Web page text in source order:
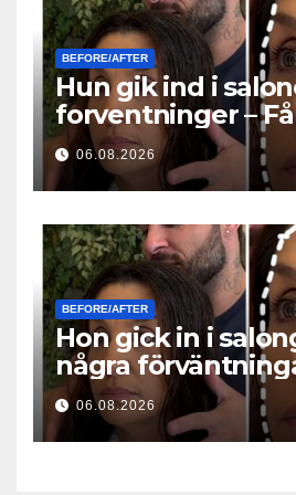
BEFORE/AFTER
Hun gik ind i
forventninger –
senere stillede alle
samme spørgsmål
06.08.2026
BEFORE/AFTER
Hon gick in i
några
timmar senare
samma fråga
06.08.2026